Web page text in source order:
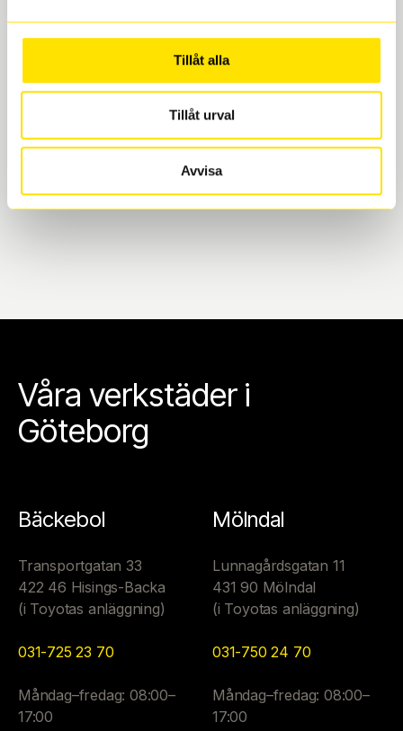
Tillåt alla
Tillåt urval
Avvisa
Boka och hämta hos Däckspecialen
När du beställer dina nya däck eller fälgar hos oss
levereras de direkt till någon av våra däckverkstäder i
Göteborg. Välj mellan Hisingen (Bäckebol) eller
Mölndal. I beställningen anger du datum och tid för
vi till att de uppfyller alla krav för en säker körning.
Våra verkstäder i
Göteborg
Bäckebol
Transportgatan 33
422 46 Hisings-Backa
(i Toyotas anläggning)
031-725 23 70
Måndag–fredag: 08:00–
17:00
Mölndal
Lunnagårdsgatan 11
431 90 Mölndal
(i Toyotas anläggning)
031-750 24 70
Måndag–fredag: 08:00–
17:00